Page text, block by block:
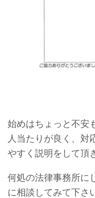
始めはちょっと不安
人当たりが良く、対
やすく説明をして頂
何処の法律事務所に
に相談してみて下さ